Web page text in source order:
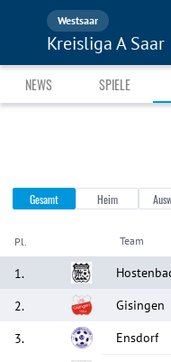
Westsaar
Kreisliga A Saar
NEWS SPIELE
Gesamt Heim
Pl. Team
1.
2. Gisingen
3. Ensdorf